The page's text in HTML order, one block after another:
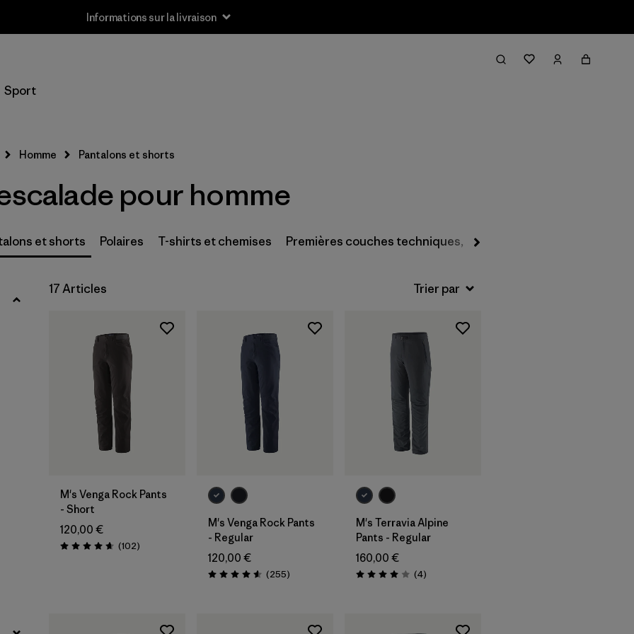
Informations sur la livraison
Sport
Filter & Sort
L (8)
(8)
Filtrer par
Homme Pantalons et shorts
pour homme
et shorts Polaires T-shirts et chemises Premières couches techniques, chaussettes et sous-
17 Articles
M's Venga Rock Pants
- Short
120,00 €
Évaluation: 4.7 / 5
(102Avis
)
M's Venga Rock Pants
- Regular
120,00 €
Évaluation: 4.6 / 5
(255Avis
)
M's Terravia Alpine
Pants - Regular
160,00 €
Évaluation: 4.0 / 5
(4Avis
)